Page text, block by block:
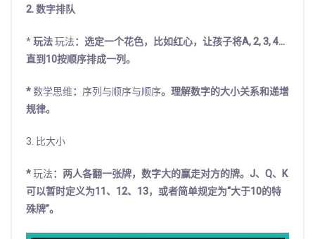
2. 数字排队
*玩法玩法：选定一个花色，比如红心，让孩子将A, 2, 3, 4...
直到10按顺序排成一列。
*数学思维： 序列与顺序与顺序。理解数字的大小关系和递增
规律。
3. 比大小
*玩法：两人各翻一张牌，数字大的赢走对方的牌。J、Q、K
可以暂时定义为11、12、13，或者简单规定为“大于10的特
殊牌”。